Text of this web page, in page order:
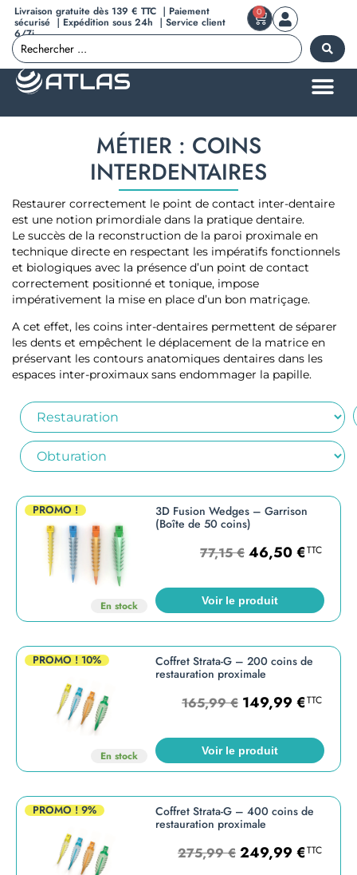
Livraison gratuite dès 139 € TTC ｜Paiement
sécurisé ｜Expédition sous 24h ｜Service client
6/7j
0
MÉTIER : COINS
INTERDENTAIRES
Restaurer correctement le point de contact inter-dentaire
est une notion primordiale dans la pratique dentaire.
Le succès de la reconstruction de la paroi proximale en
technique directe en respectant les impératifs fonctionnels
et biologiques avec la présence d’un point de contact
correctement positionné et tonique, impose
impérativement la mise en place d’un bon matriçage.
A cet effet, les coins inter-dentaires permettent de séparer
les dents et empêchent le déplacement de la matrice en
préservant les contours anatomiques dentaires dans les
espaces inter-proximaux sans endommager la papille.
PROMO !
En stock
3D Fusion Wedges – Garrison
(Boîte de 50 coins)
77,15€ 46,50€TTC
Voir le produit
PROMO ! 10%
En stock
Coffret Strata-G – 200 coins de
restauration proximale
165,99€ 149,99€TTC
Voir le produit
PROMO ! 9%
Coffret Strata-G – 400 coins de
restauration proximale
275,99€ 249,99€TTC